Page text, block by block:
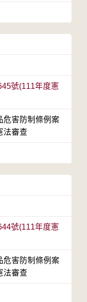
號(111年度憲
危害防制條例案
法審查
號(111年度憲
危害防制條例案
法審查